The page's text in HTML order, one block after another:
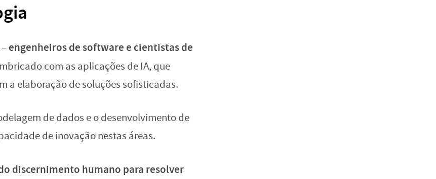
engenheiros de software e cientistas de
com as aplicações de IA, que
a elaboração de soluções sofisticadas.
de dados e o desenvolvimento de
de inovação nestas áreas.
discernimento humano para resolver